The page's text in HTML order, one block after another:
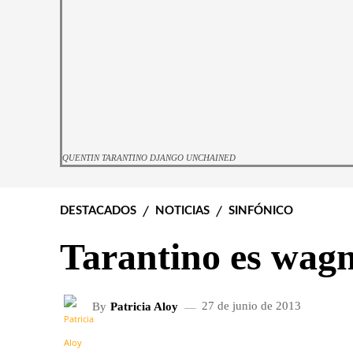
QUENTIN TARANTINO DJANGO UNCHAINED
DESTACADOS NOTICIAS SINFÓNICO
Tarantino es
By Patricia Aloy 27 de junio de 2013